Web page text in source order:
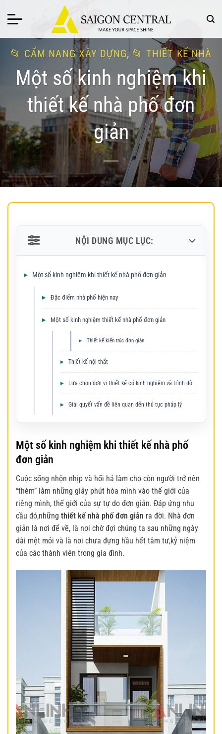
qua
CẨM NANG XÂY DỰNG, THIẾT KẾ NHÀ
Một số kinh nghiệm khi
thiết kế nhà phố đơn
giản
NỘI DUNG MỤC LỤC:
Một số kinh nghiệm khi thiết kế nhà phố đơn giản
Đặc điểm nhà phố hiện nay
Một số kinh nghiệm thiết kế nhà phố đơn giản
Thiết kế kiến trúc đơn giản
Thiết kế nội thất
Lựa chọn đơn vị thiết kế có kinh nghiệm và trình độ
Giải quyết vấn đề liên quan đến thủ tục pháp lý
Một số kinh nghiệm khi thiết kế nhà phố
đơn giản
Cuộc sống nhộn nhịp và hối hả làm cho còn người trở nên
“thèm” lắm những giây phút hòa mình vào thế giới của
riêng mình, thế giới của sự tự do đơn giản. Đáp ứng nhu
cầu đó,những thiết kế nhà phố đơn giản ra đời. Nhà đơn
giản là nơi để về, là nơi chờ đợi chúng ta sau những ngày
dài mệt mỏi và là nơi chưa đựng hầu hết tâm tư,kỷ niệm
của các thành viên trong gia đình.